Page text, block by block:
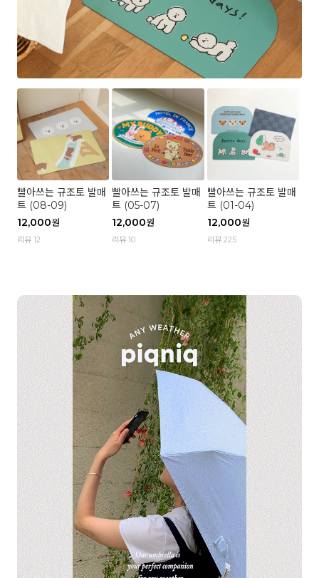
빨아쓰는 규조토 발매
트 (08-09)
12,000원
리뷰 12
빨아쓰는 규조토 발매
트 (05-07)
12,000원
리뷰 10
빨아쓰는 규조토 발매
트 (01-04)
12,000원
리뷰 225